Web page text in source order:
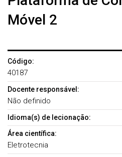
Móvel 2
Código:
40187
Docente responsável:
Não definido
Idioma(s) de lecionação:
Área científica:
Eletrotecnia